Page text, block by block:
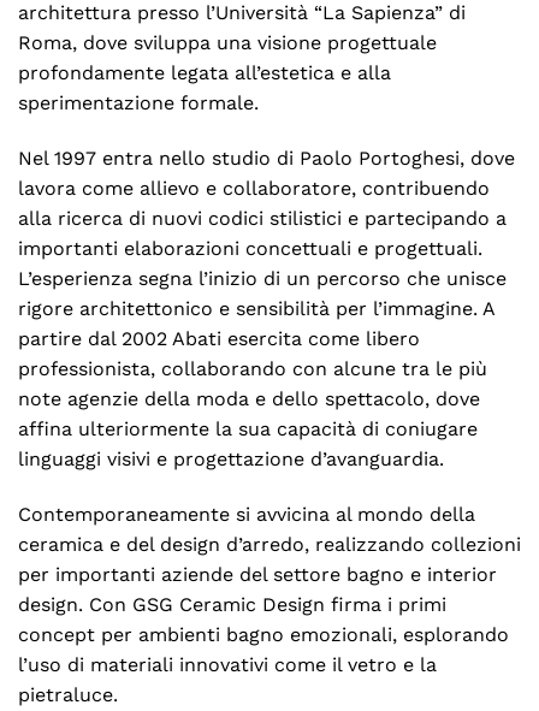
architettura presso l’Università “La Sapienza” di
Roma, dove sviluppa una visione progettuale
profondamente legata all’estetica e alla
sperimentazione formale.
Nel 1997 entra nello studio di Paolo Portoghesi, dove
lavora come allievo e collaboratore, contribuendo
alla ricerca di nuovi codici stilistici e partecipando a
importanti elaborazioni concettuali e progettuali.
L’esperienza segna l’inizio di un percorso che unisce
rigore architettonico e sensibilità per l’immagine. A
partire dal 2002 Abati esercita come libero
professionista, collaborando con alcune tra le più
note agenzie della moda e dello spettacolo, dove
affina ulteriormente la sua capacità di coniugare
linguaggi visivi e progettazione d’avanguardia.
Contemporaneamente si avvicina al mondo della
ceramica e del design d’arredo, realizzando collezioni
per importanti aziende del settore bagno e interior
design. Con GSG Ceramic Design firma i primi
concept per ambienti bagno emozionali, esplorando
l’uso di materiali innovativi come il vetro e la
pietraluce.